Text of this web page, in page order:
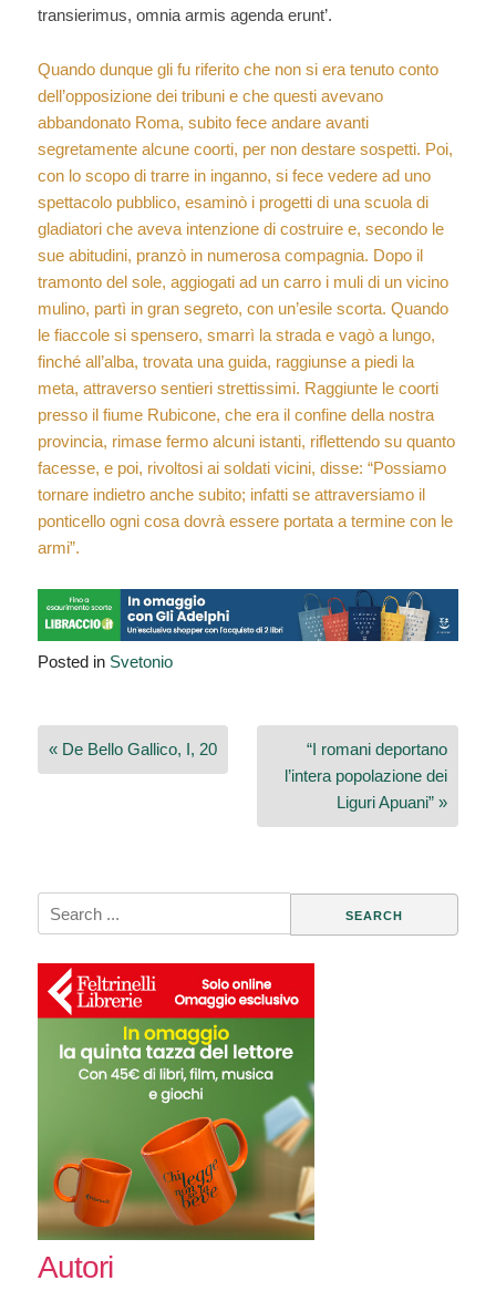
transierimus, omnia armis agenda erunt’.
Quando dunque gli fu riferito che non si era tenuto conto
dell’opposizione dei tribuni e che questi avevano
abbandonato Roma, subito fece andare avanti
segretamente alcune coorti, per non destare sospetti. Poi,
con lo scopo di trarre in inganno, si fece vedere ad uno
spettacolo pubblico, esaminò i progetti di una scuola di
gladiatori che aveva intenzione di costruire e, secondo le
sue abitudini, pranzò in numerosa compagnia. Dopo il
tramonto del sole, aggiogati ad un carro i muli di un vicino
mulino, partì in gran segreto, con un’esile scorta. Quando
le fiaccole si spensero, smarrì la strada e vagò a lungo,
finché all’alba, trovata una guida, raggiunse a piedi la
meta, attraverso sentieri strettissimi. Raggiunte le coorti
presso il fiume Rubicone, che era il confine della nostra
provincia, rimase fermo alcuni istanti, riflettendo su quanto
facesse, e poi, rivoltosi ai soldati vicini, disse: “Possiamo
tornare indietro anche subito; infatti se attraversiamo il
ponticello ogni cosa dovrà essere portata a termine con le
armi”.
Posted in Svetonio
Navigazione
articoli
« De Bello Gallico, I, 20
“I romani deportano
l’intera popolazione dei
Liguri Apuani” »
Search
for:
Autori